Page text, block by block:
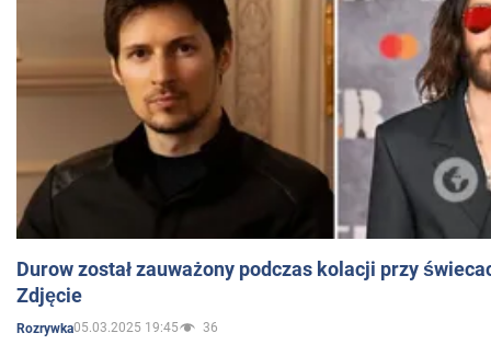
Durow został zauważony podczas kolacji przy
Zdjęcie
Rozrywka05.03.2025 19:45 36